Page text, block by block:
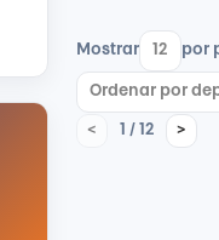
Mostrar por
< 1 / 12 >